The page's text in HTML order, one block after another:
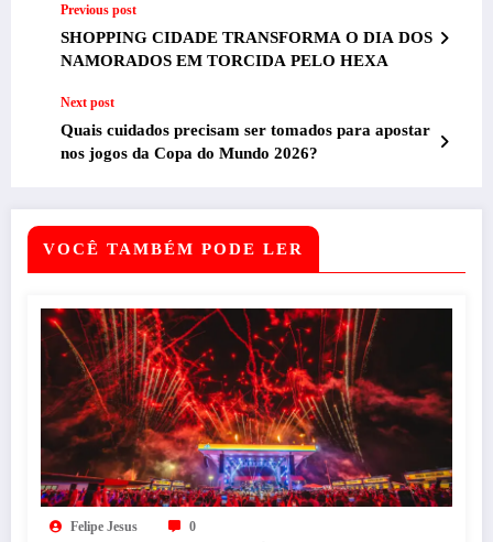
Previous post
SHOPPING CIDADE TRANSFORMA O DIA DOS
NAMORADOS EM TORCIDA PELO HEXA
Next post
Quais cuidados precisam ser tomados para apostar
nos jogos da Copa do Mundo 2026?
VOCÊ TAMBÉM PODE LER
Felipe Jesus 0